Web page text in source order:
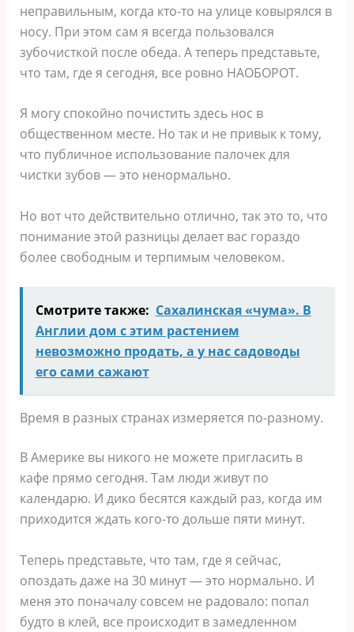
неправильным, когда кто-то на улице ковырялся в
носу. При этом сам я всегда пользовался
зубочисткой после обеда. А теперь представьте,
что там, где я сегодня, все ровно НАОБОРОТ.
Я могу спокойно почистить здесь нос в
общественном месте. Но так и не привык к тому,
что публичное использование палочек для
чистки зубов — это ненормально.
Но вот что действительно отлично, так это то, что
понимание этой разницы делает вас гораздо
более свободным и терпимым человеком.
Смотрите также: Сахалинская «чума». В
Англии дом с этим растением
невозможно продать, а у нас садоводы
его сами сажают
Время в разных странах измеряется по-разному.
В Америке вы никого не можете пригласить в
кафе прямо сегодня. Там люди живут по
календарю. И дико бесятся каждый раз, когда им
приходится ждать кого-то дольше пяти минут.
Теперь представьте, что там, где я сейчас,
опоздать даже на 30 минут — это нормально. И
меня это поначалу совсем не радовало: попал
будто в клей, все происходит в замедленном